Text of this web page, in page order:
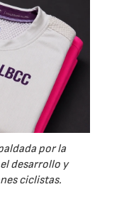
por la
desarrollo y
ciclistas.